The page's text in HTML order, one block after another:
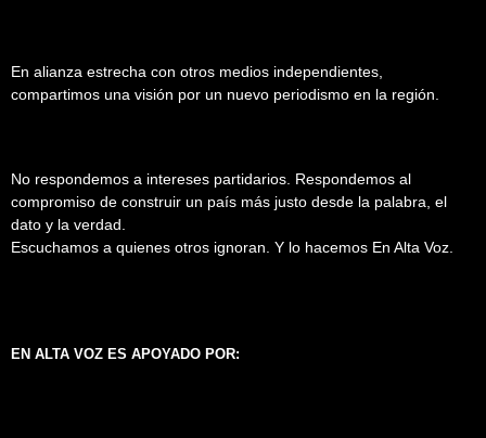
En alianza estrecha con otros medios independientes,
compartimos una visión por un nuevo periodismo en la región.
No respondemos a intereses partidarios. Respondemos al
compromiso de construir un país más justo desde la palabra, el
dato y la verdad.
Escuchamos a quienes otros ignoran. Y lo hacemos En Alta Voz.
EN ALTA VOZ ES APOYADO POR: